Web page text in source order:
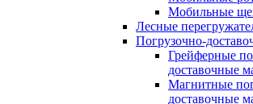
Мобильные
Лесные
Погрузочно-
Грейферные
доставочные
Магнитные
доставочные